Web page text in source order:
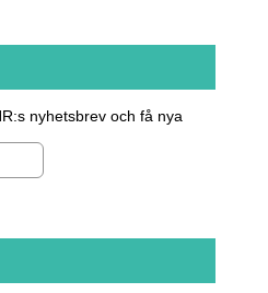
nyhetsbrev och få nya